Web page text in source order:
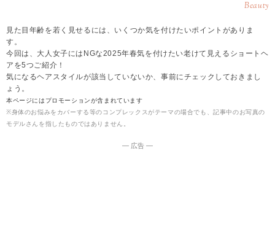
Beauty
見た目年齢を若く見せるには、いくつか気を付けたいポイントがありま
す。
今回は、大人女子にはNGな2025年春気を付けたい老けて見えるショートヘ
アを5つご紹介！
気になるヘアスタイルが該当していないか、事前にチェックしておきまし
ょう。
本ページにはプロモーションが含まれています
※身体のお悩みをカバーする等のコンプレックスがテーマの場合でも、記事中のお写真の
モデルさんを指したものではありません。
― 広告 ―